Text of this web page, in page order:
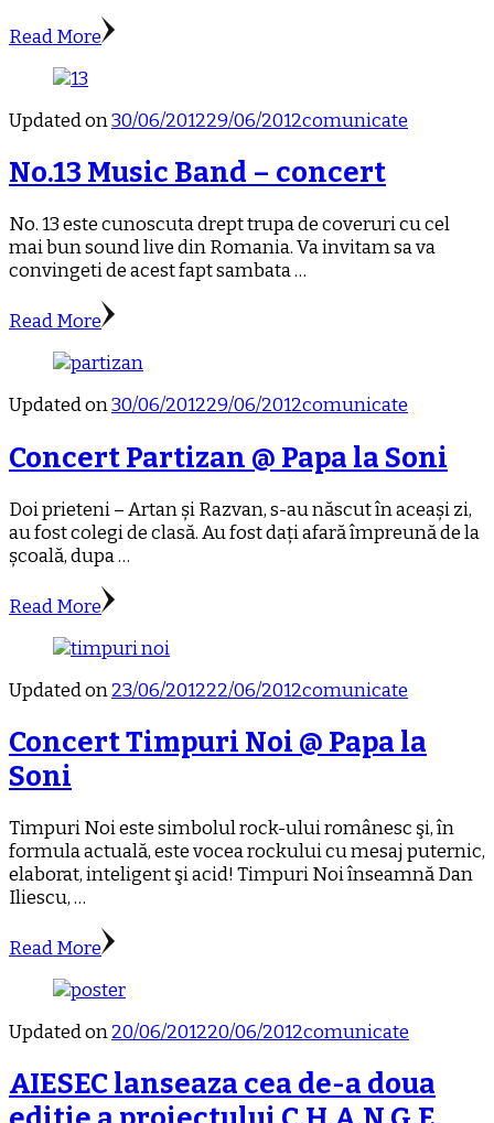
Read More
Updated on30/06/201229/06/2012comunicate
No.13 Music Band – concert
No. 13 este cunoscuta drept trupa de coveruri cu cel
mai bun sound live din Romania. Va invitam sa va
convingeti de acest fapt sambata …
Read More
Updated on30/06/201229/06/2012comunicate
Concert Partizan @ Papa la Soni
Doi prieteni – Artan și Razvan, s-au născut în aceași zi,
au fost colegi de clasă. Au fost dați afară împreună de la
școală, dupa …
Read More
Updated on23/06/201222/06/2012comunicate
Concert Timpuri Noi @ Papa la
Soni
Timpuri Noi este simbolul rock-ului românesc şi, în
formula actuală, este vocea rockului cu mesaj puternic,
elaborat, inteligent şi acid! Timpuri Noi înseamnă Dan
Iliescu, …
Read More
Updated on20/06/201220/06/2012comunicate
AIESEC lanseaza cea de-a doua